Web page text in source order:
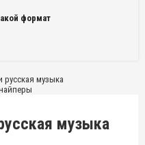
формат
музыка